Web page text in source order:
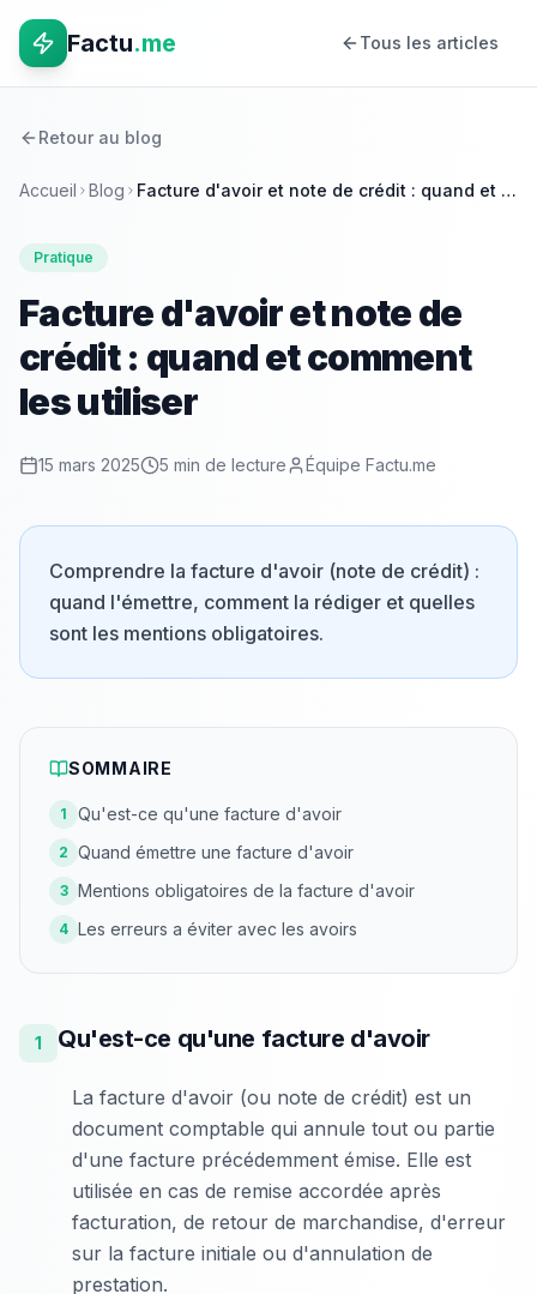
Factu.me Tous les articles
Retour au blog
Accueil Blog Facture d'avoir et note de crédit : quand et comment les utiliser
Pratique
Facture d'avoir et note de
crédit : quand et comment
les utiliser
15 mars 2025 5 min de lecture Équipe Factu.me
Comprendre la facture d'avoir (note de crédit) :
quand l'émettre, comment la rédiger et quelles
sont les mentions obligatoires.
SOMMAIRE
1 Qu'est-ce qu'une facture d'avoir
2 Quand émettre une facture d'avoir
3 Mentions obligatoires de la facture d'avoir
4 Les erreurs a éviter avec les avoirs
1 Qu'est-ce qu'une facture d'avoir
La facture d'avoir (ou note de crédit) est un
document comptable qui annule tout ou partie
d'une facture précédemment émise. Elle est
utilisée en cas de remise accordée après
facturation, de retour de marchandise, d'erreur
sur la facture initiale ou d'annulation de
prestation.